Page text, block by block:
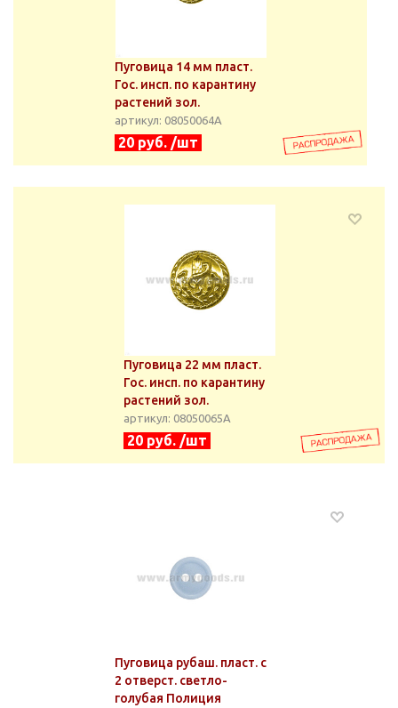
Пуговица 14 мм пласт.
Гос. инсп. по карантину
растений зол.
артикул: 08050064А
20 руб. /шт
Пуговица 22 мм пласт.
Гос. инсп. по карантину
растений зол.
артикул: 08050065А
20 руб. /шт
Пуговица рубаш. пласт. с
2 отверст. светло-
голубая Полиция